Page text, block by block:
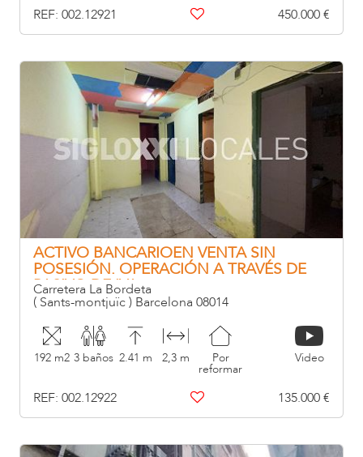
REF: 002.12921 450.000 €
ACTIVO BANCARIOEN VENTA SIN
POSESIÓN. OPERACIÓN A TRAVÉS DE
PASIVO DE IVA
Carretera La Bordeta
( Sants-montjuïc ) Barcelona 08014
192 m2 3 baños 2.41 m 2,3 m Por
reformar
Video
REF: 002.12922 135.000 €